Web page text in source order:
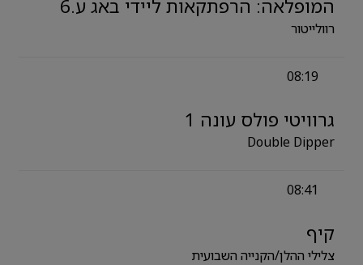
המופלאה: הרפתקאות ליידי באג ע.6
רוולייטור
08:19
גרוויטי פולס עונה 1
Double Dipper
08:41
קיף
צלילי ההלן/הקנייה השבועית